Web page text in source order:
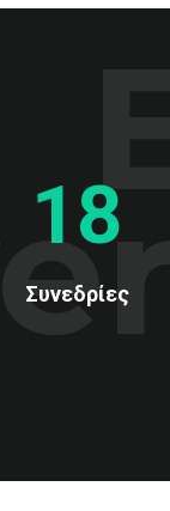
18
Συνεδρίες